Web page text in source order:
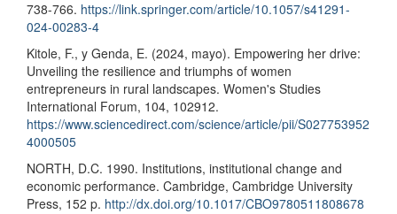
738-766. https://link.springer.com/article/10.1057/s41291-
024-00283-4
Kitole, F., y Genda, E. (2024, mayo). Empowering her drive:
Unveiling the resilience and triumphs of women
entrepreneurs in rural landscapes. Women's Studies
International Forum, 104, 102912.
https://www.sciencedirect.com/science/article/pii/S027753952
4000505
NORTH, D.C. 1990. Institutions, institutional change and
economic performance. Cambridge, Cambridge University
Press, 152 p. http://dx.doi.org/10.1017/CBO9780511808678